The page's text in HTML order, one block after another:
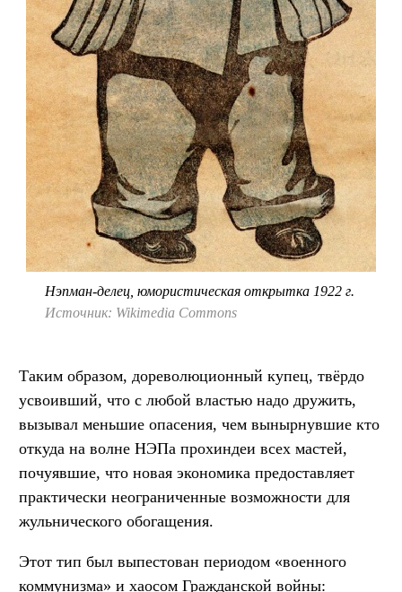
Нэпман-делец, юмористическая открытка 1922 г.
Источник: Wikimedia Commons
Таким образом, дореволюционный купец, твёрдо
усвоивший, что с любой властью надо дружить,
вызывал меньшие опасения, чем вынырнувшие кто
откуда на волне НЭПа прохиндеи всех мастей,
почуявшие, что новая экономика предоставляет
практически неограниченные возможности для
жульнического обогащения.
Этот тип был выпестован периодом «военного
коммунизма» и хаосом Гражданской войны: